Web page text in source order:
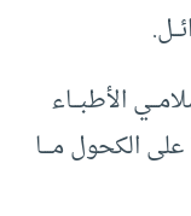
الأطبـــاء
الكحول مــــا